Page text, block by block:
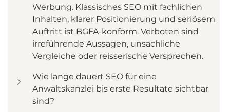
Werbung. Klassisches SEO mit fachlichen
Inhalten, klarer Positionierung und seriösem
Auftritt ist BGFA-konform. Verboten sind
irreführende Aussagen, unsachliche
Vergleiche oder reisserische Versprechen.
Wie lange dauert SEO für eine
Anwaltskanzlei bis erste Resultate sichtbar
sind?